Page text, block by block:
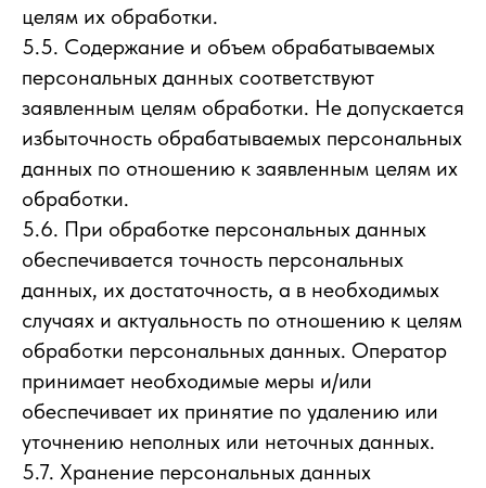
целям их обработки.
5.5. Содержание и объем обрабатываемых
персональных данных соответствуют
заявленным целям обработки. Не допускается
избыточность обрабатываемых персональных
данных по отношению к заявленным целям их
обработки.
5.6. При обработке персональных данных
обеспечивается точность персональных
данных, их достаточность, а в необходимых
случаях и актуальность по отношению к целям
обработки персональных данных. Оператор
принимает необходимые меры и/или
обеспечивает их принятие по удалению или
уточнению неполных или неточных данных.
5.7. Хранение персональных данных